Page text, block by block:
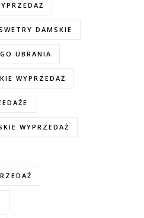
DAMSKIE
UBRANIA
WYPRZEDAŻ
WYPRZEDAŻ